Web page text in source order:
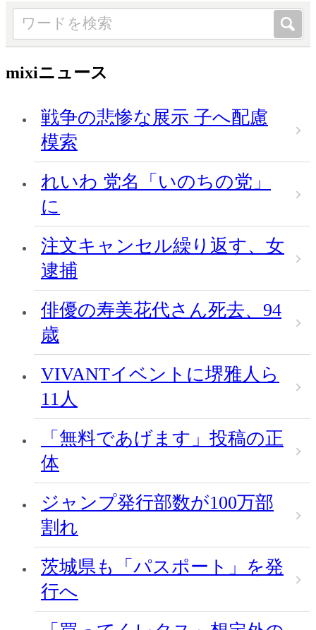
mixiニュース
戦争の悲惨な展示 子へ配慮
模索
れいわ 党名「いのちの党」
に
注文キャンセル繰り返す、女
逮捕
俳優の寿美花代さん死去、94
歳
VIVANTイベントに堺雅人ら
11人
「無料であげます」投稿の正
体
ジャンプ発行部数が100万部
割れ
茨城県も「パスポート」を発
行へ